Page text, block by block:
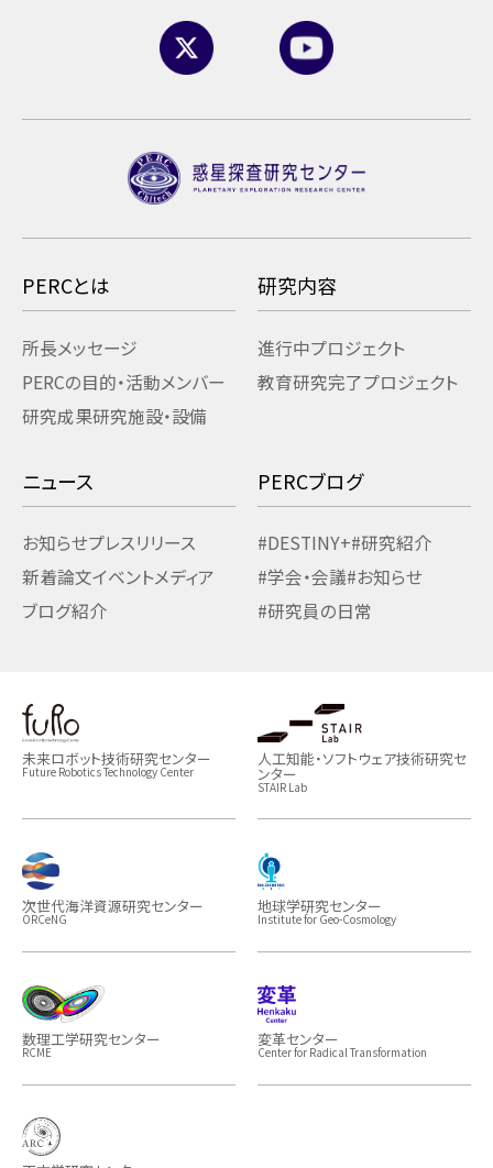
PERCとは
所長メッセージ
PERCの目的・活動メンバー
研究成果研究施設・設備
研究内容
進行中プロジェクト
教育研究完了プロジェクト
ニュース
お知らせプレスリリース
新着論文イベントメディア
ブログ紹介
PERCブログ
#DESTINY+#研究紹介
#学会・会議#お知らせ
#研究員の日常
未来ロボット技術研究センター
Future Robotics Technology Center
人工知能・ソフトウェア技術研究セ
ンター
STAIR Lab
次世代海洋資源研究センター
ORCeNG
地球学研究センター
Institute for Geo-Cosmology
数理工学研究センター
RCME
変革センター
Center for Radical Transformation